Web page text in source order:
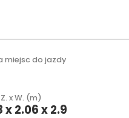
miejsc do jazdy
x W. (m)
x 2.06 x 2.9